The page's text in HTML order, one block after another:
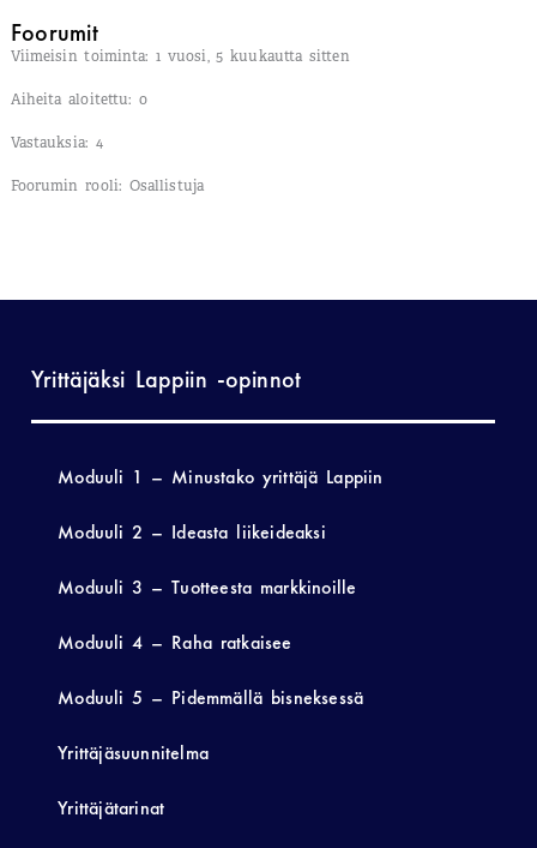
Foorumit
Viimeisin toiminta: 1 vuosi, 5 kuukautta sitten
Aiheita aloitettu: 0
Vastauksia: 4
Foorumin rooli: Osallistuja
Yrittäjäksi Lappiin -opinnot
Moduuli 1 – Minustako yrittäjä Lappiin
Moduuli 2 – Ideasta liikeideaksi
Moduuli 3 – Tuotteesta markkinoille
Moduuli 4 – Raha ratkaisee
Moduuli 5 – Pidemmällä bisneksessä
Yrittäjäsuunnitelma
Yrittäjätarinat